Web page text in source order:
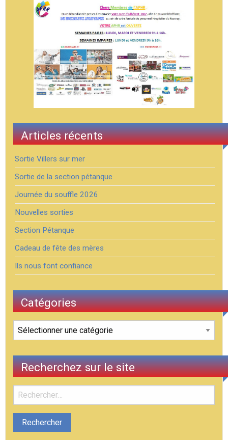
Articles récents
Sortie Villers sur mer
Sortie de la section pétanque
Journée du souffle 2026
Nouvelles sorties
Section Pétanque
Cadeau de fête des mères
Ils nous font confiance
Catégories
Catégories
Recherchez sur le site